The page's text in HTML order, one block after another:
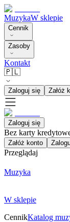
MuzykaW sklepie
Cennik
Zasoby
Kontakt
🇵🇱
Zaloguj się Załóż
Zaloguj się
Bez karty
Załóż konto
Przeglądaj
Muzyka
W sklepie
CennikKatalog